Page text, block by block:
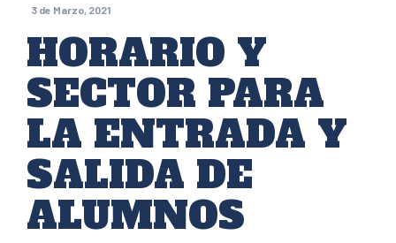
San
Bernardo
3 de Marzo, 2021
HORARIO Y
SECTOR PARA
LA ENTRADA Y
SALIDA DE
ALUMNOS